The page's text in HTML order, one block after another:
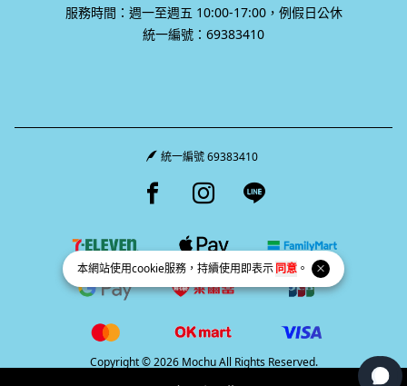
本網站使用cookie服務，持續使用即表示同意 。
服務時間：週一至週五 10:00-17:00，例假日公休
統一編號：69383410
統一編號 69383410
Facebook page
Instagram page
Line page
Copyright © 2026 Mochu All Rights Reserved.